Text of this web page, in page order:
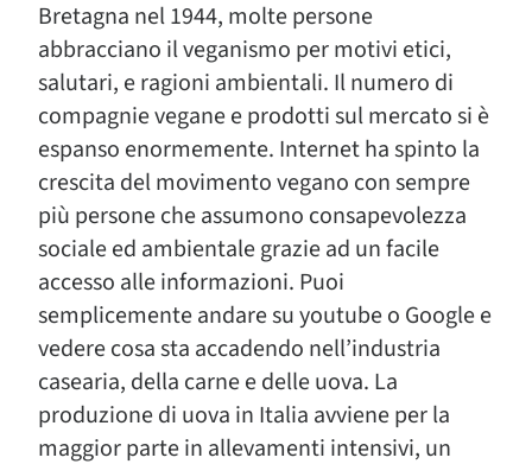
Bretagna nel 1944, molte persone
abbracciano il veganismo per motivi etici,
salutari, e ragioni ambientali. Il numero di
compagnie vegane e prodotti sul mercato si è
espanso enormemente. Internet ha spinto la
crescita del movimento vegano con sempre
più persone che assumono consapevolezza
sociale ed ambientale grazie ad un facile
accesso alle informazioni. Puoi
semplicemente andare su youtube o Google e
vedere cosa sta accadendo nell’industria
casearia, della carne e delle uova. La
produzione di uova in Italia avviene per la
maggior parte in allevamenti intensivi, un